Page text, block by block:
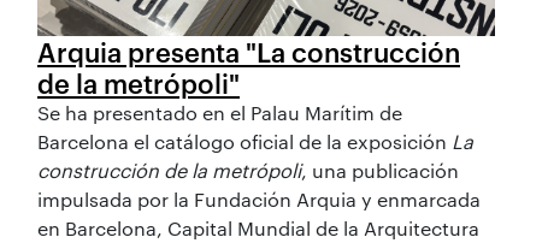
Arquia presenta "La construcción
de la metrópoli"
Se ha presentado en el Palau Marítim de
Barcelona el catálogo oficial de la exposición La
construcción de la metrópoli, una publicación
impulsada por la Fundación Arquia y enmarcada
en Barcelona, Capital Mundial de la Arquitectura